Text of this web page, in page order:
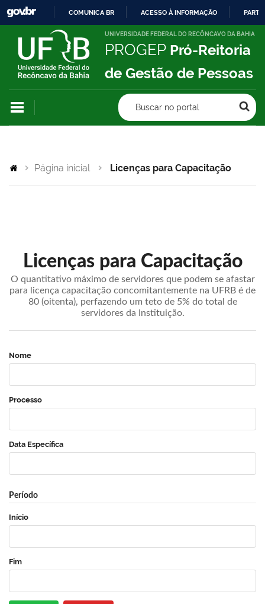
IR
PARA
CONTEÚDO
COMUNICA BR ACESSO À INFORMAÇÃO
UNIVERSIDADE FEDERAL DO RECÔNCAVO DA BAHIA
PROGEP Pró-Reitoria
de Gestão de Pessoas
Buscar no portal
Página inicial Licenças para Capacitação
Licenças para Capacitação
O quantitativo máximo de servidores que podem se afastar
para licença capacitação concomitantemente na UFRB é de
80 (oitenta), perfazendo um teto de 5% do total de
servidores da Instituição.
Nome
Processo
Data Específica
Período
Início
Fim